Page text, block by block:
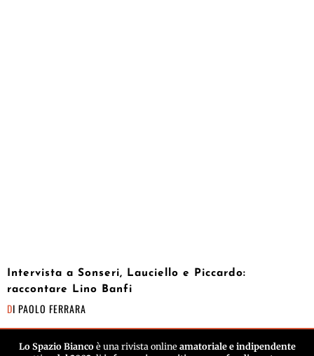
Intervista a Sonseri, Lauciello e Piccardo:
raccontare Lino Banfi
DI PAOLO FERRARA
Lo Spazio Biancoè una rivista online amatoriale e indipendente